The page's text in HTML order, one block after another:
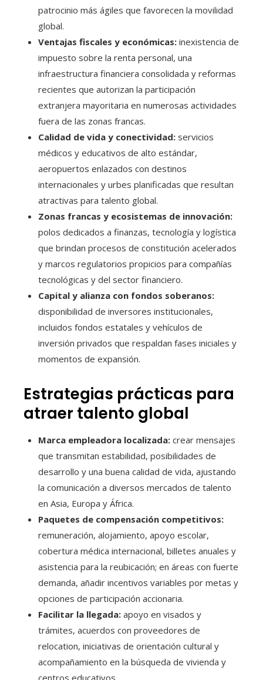
patrocinio más ágiles que favorecen la movilidad
global.
Ventajas fiscales y económicas: inexistencia de
impuesto sobre la renta personal, una
infraestructura financiera consolidada y reformas
recientes que autorizan la participación
extranjera mayoritaria en numerosas actividades
fuera de las zonas francas.
Calidad de vida y conectividad: servicios
médicos y educativos de alto estándar,
aeropuertos enlazados con destinos
internacionales y urbes planificadas que resultan
atractivas para talento global.
Zonas francas y ecosistemas de innovación:
polos dedicados a finanzas, tecnología y logística
que brindan procesos de constitución acelerados
y marcos regulatorios propicios para compañías
tecnológicas y del sector financiero.
Capital y alianza con fondos soberanos:
disponibilidad de inversores institucionales,
incluidos fondos estatales y vehículos de
inversión privados que respaldan fases iniciales y
momentos de expansión.
Estrategias prácticas para
atraer talento global
Marca empleadora localizada: crear mensajes
que transmitan estabilidad, posibilidades de
desarrollo y una buena calidad de vida, ajustando
la comunicación a diversos mercados de talento
en Asia, Europa y África.
Paquetes de compensación competitivos:
remuneración, alojamiento, apoyo escolar,
cobertura médica internacional, billetes anuales y
asistencia para la reubicación; en áreas con fuerte
demanda, añadir incentivos variables por metas y
opciones de participación accionaria.
Facilitar la llegada: apoyo en visados y
trámites, acuerdos con proveedores de
relocation, iniciativas de orientación cultural y
acompañamiento en la búsqueda de vivienda y
centros educativos.